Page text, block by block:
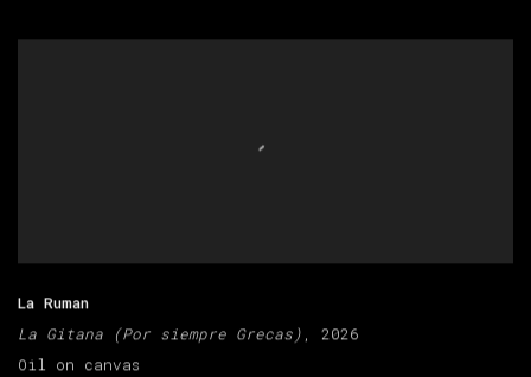
La Ruman
La Gitana (Por siempre Grecas) , 2026
Oil on canvas